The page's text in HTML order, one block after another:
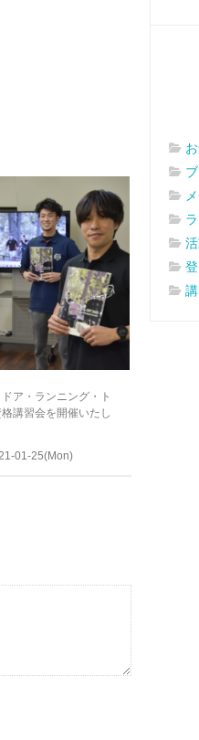
ア・ランニング・ト
講習会を開催いたし
01-25(Mon)